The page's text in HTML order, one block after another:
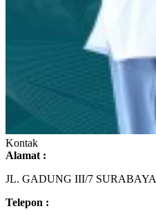
Kontak
Alamat :
JL. GADUNG III/7 SURABAYA
Telepon :